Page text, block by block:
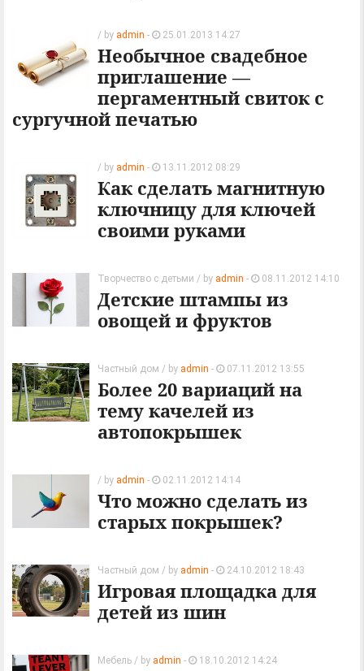
/ by admin - 25.01.2013 14:27
Необычное свадебное
приглашение —
пергаментный свиток с
сургучной печатью
/ by admin - 13.11.2012 08:29
Как сделать магнитную
ключницу для ключей
своими руками
Творчество с детьми / by admin - 08.11.2012 14:10
Детские штампы из
овощей и фруктов
Частный дом / by admin - 07.11.2012 13:55
Более 20 вариаций на
тему качелей из
автопокрышек
/ by admin - 02.11.2012 14:14
Что можно сделать из
старых покрышек?
Частный дом / by admin - 24.10.2012 18:43
Игровая площадка для
детей из шин
Мебель / by admin - 18.10.2012 14:24